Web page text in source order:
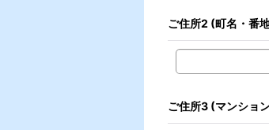
ご住所2 (町名・番
ご住所3 (マンショ